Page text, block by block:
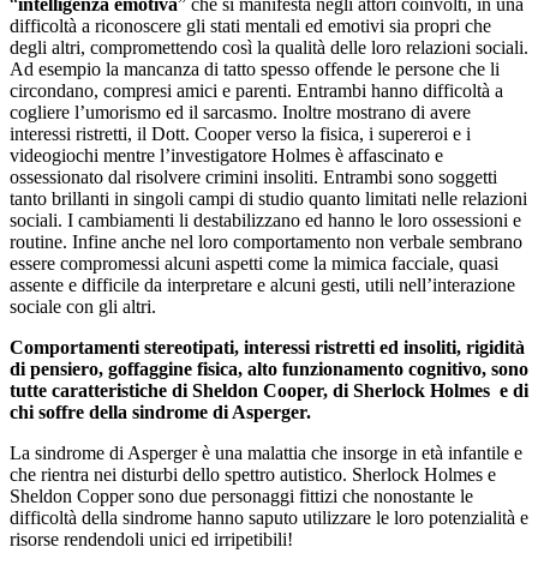
“intelligenza emotiva” che si manifesta negli attori coinvolti, in una
difficoltà a riconoscere gli stati mentali ed emotivi sia propri che
degli altri, compromettendo così la qualità delle loro relazioni sociali.
Ad esempio la mancanza di tatto spesso offende le persone che li
circondano, compresi amici e parenti. Entrambi hanno difficoltà a
cogliere l’umorismo ed il sarcasmo. Inoltre mostrano di avere
interessi ristretti, il Dott. Cooper verso la fisica, i supereroi e i
videogiochi mentre l’investigatore Holmes è affascinato e
ossessionato dal risolvere crimini insoliti. Entrambi sono soggetti
tanto brillanti in singoli campi di studio quanto limitati nelle relazioni
sociali. I cambiamenti li destabilizzano ed hanno le loro ossessioni e
routine. Infine anche nel loro comportamento non verbale sembrano
essere compromessi alcuni aspetti come la mimica facciale, quasi
assente e difficile da interpretare e alcuni gesti, utili nell’interazione
sociale con gli altri.
Comportamenti stereotipati, interessi ristretti ed insoliti, rigidità
di pensiero, goffaggine fisica, alto funzionamento cognitivo, sono
tutte caratteristiche di Sheldon Cooper, di Sherlock Holmes e di
chi soffre della sindrome di Asperger.
La sindrome di Asperger è una malattia che insorge in età infantile e
che rientra nei disturbi dello spettro autistico. Sherlock Holmes e
Sheldon Copper sono due personaggi fittizi che nonostante le
difficoltà della sindrome hanno saputo utilizzare le loro potenzialità e
risorse rendendoli unici ed irripetibili!